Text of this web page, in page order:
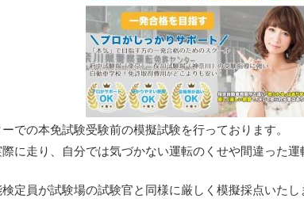
での本免試験受験前の模擬試験を行っております。
に走り、自分では気づかない運転のくせや間違った
定員が試験場の試験官と同様に厳しく模擬採点いたし